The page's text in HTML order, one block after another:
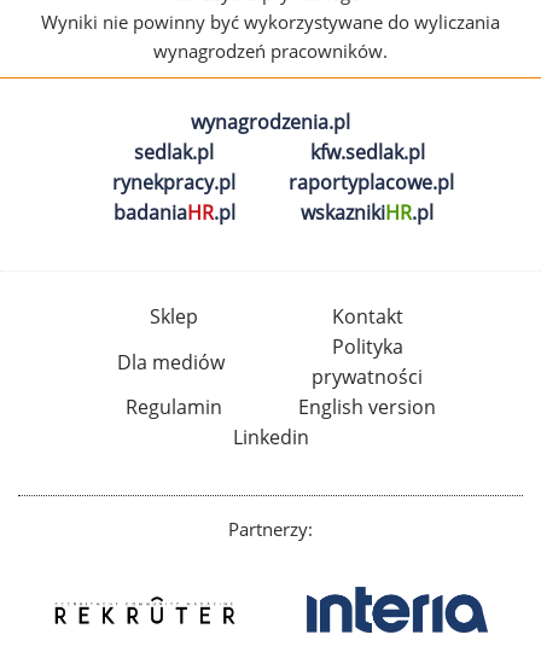
Wyniki nie powinny być wykorzystywane do wyliczania
wynagrodzeń pracowników.
wynagrodzenia.pl
sedlak.pl
kfw.sedlak.pl
rynekpracy.pl
raportyplacowe.pl
badaniaHR.pl wskaznikiHR.pl
Sklep
Kontakt
Dla mediów
Polityka
prywatności
Regulamin
English version
Linkedin
Partnerzy: